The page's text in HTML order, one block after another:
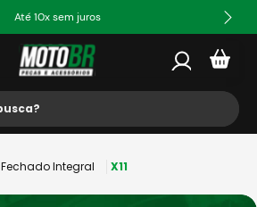
Até 10x sem juros
Fechado Integral X11